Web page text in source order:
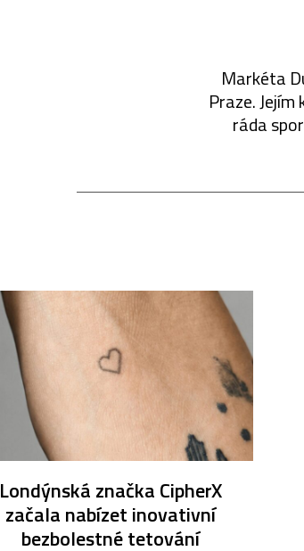
Markéta
Praze.
ráda
Londýnská značka CipherX
začala nabízet inovativní
bezbolestné tetování